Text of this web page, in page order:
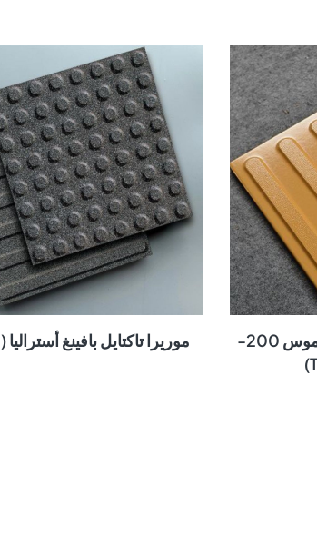
رصف موريرا الاتجاهي الملموس 200-
موريرا تاكتايل بافينغ أستراليا (B1002)